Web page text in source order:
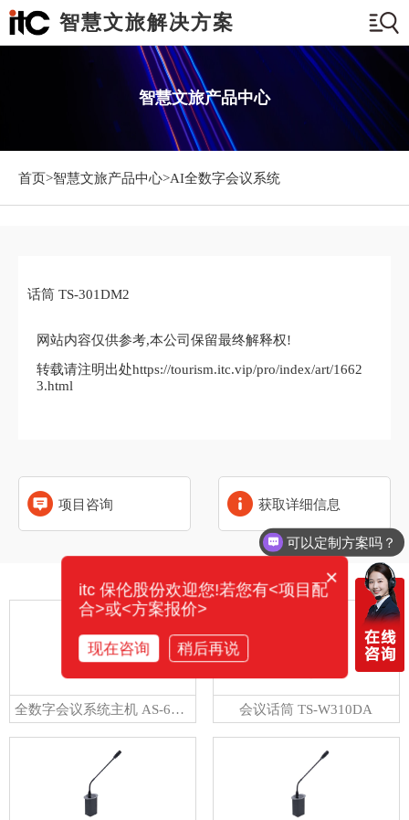
智慧文旅解决方案
智慧文旅产品中心
首页>智慧文旅产品中心>AI全数字会议系统
话筒 TS-301DM2
网站内容仅供参考,本公司保留最终解释权!
转载请注明出处https://tourism.itc.vip/pro/index/art/1662
3.html
项目咨询 获取详细信息
相关产品
全数字会议系统主机 AS-6500M 会议话筒 TS-W310DA
可以定制方案吗？
×
itc 保伦股份欢迎您!若您有<项目配
合>或<方案报价>
现在咨询 稍后再说